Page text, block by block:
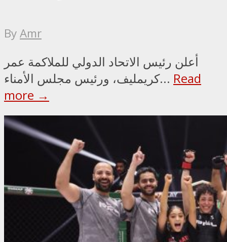
ByAmr
أعلن رئيس الاتحاد الدولي للملاكمة عمر
كريمليف، ورئيس مجلس الأمناء... Read
more →